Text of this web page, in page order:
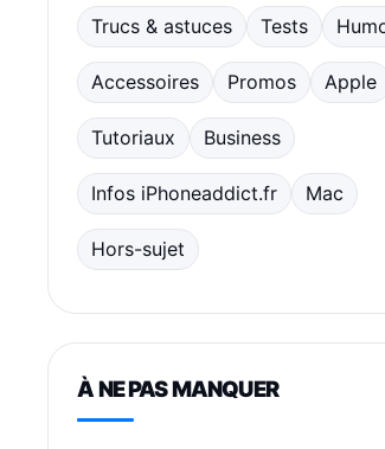
Trucs & astuces Tests
Accessoires Promos Apple
Tutoriaux Business
Infos iPhoneaddict.fr Mac
Hors-sujet
À NE PAS MANQUER